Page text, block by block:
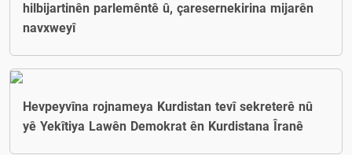
hilbijartinên parlemêntê û, çaresernekirina mijarên
navxweyî
Hevpeyvîna rojnameya Kurdistan tevî sekreterê nû
yê Yekîtiya Lawên Demokrat ên Kurdistana Îranê